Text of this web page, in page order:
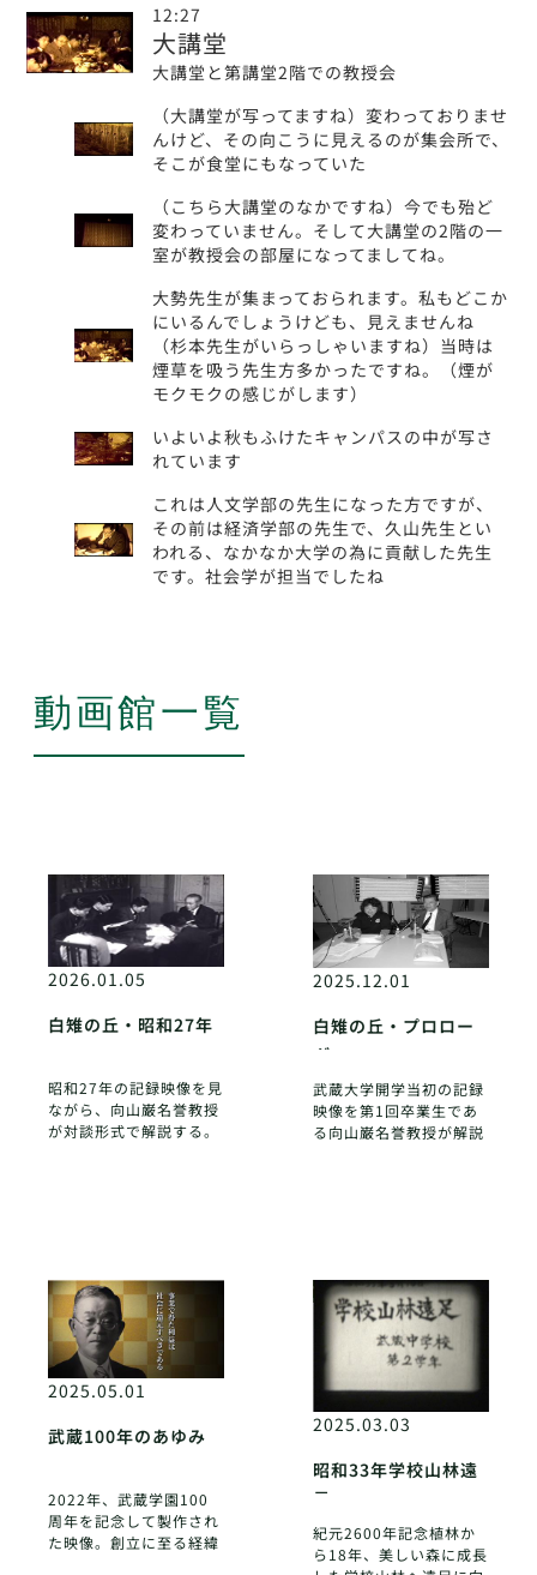
12:27
大講堂
大講堂と第講堂2階での教授会
（大講堂が写ってますね）変わっておりませ
んけど、その向こうに見えるのが集会所で、
そこが食堂にもなっていた
（こちら大講堂のなかですね）今でも殆ど
変わっていません。そして大講堂の2階の一
室が教授会の部屋になってましてね。
大勢先生が集まっておられます。私もどこか
にいるんでしょうけども、見えませんね
（杉本先生がいらっしゃいますね）当時は
煙草を吸う先生方多かったですね。（煙が
モクモクの感じがします）
いよいよ秋もふけたキャンパスの中が写さ
れています
これは人文学部の先生になった方ですが、
その前は経済学部の先生で、久山先生とい
われる、なかなか大学の為に貢献した先生
です。社会学が担当でしたね
動画館一覧
2026.01.05
白雉の丘・昭和27年
昭和27年の記録映像を見
ながら、向山巌名誉教授
が対談形式で解説する。
2025.12.01
白雉の丘・プロロー
グ
武蔵大学開学当初の記録
映像を第1回卒業生であ
る向山巌名誉教授が解説
2025.05.01
武蔵100年のあゆみ
2022年、武蔵学園100
周年を記念して製作され
た映像。創立に至る経緯
2025.03.03
昭和33年学校山林遠
足
紀元2600年記念植林か
ら18年、美しい森に成長